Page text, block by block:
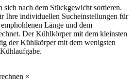
sich nach dem Stückgewicht sortieren.
Ihre individuellen Sucheinstellungen für
Länge und dem
Der Kühlkörper mit dem kleinsten
der Kühlkörper mit dem wenigsten
×